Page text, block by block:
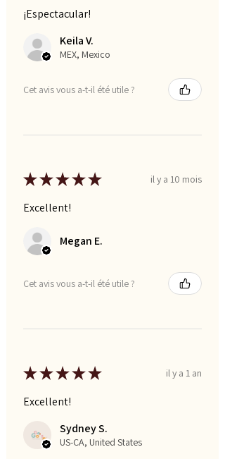
¡Espectacular!
Keila V.
MEX, Mexico
Cet avis vous a-t-il été utile ?
★★★★★ il y a 10 mois
Excellent!
Megan E.
Cet avis vous a-t-il été utile ?
★★★★★ il y a 1 an
Excellent!
Sydney S.
US-CA, United States